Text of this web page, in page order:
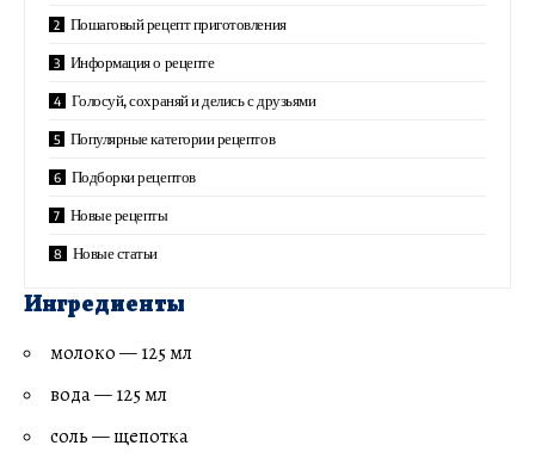
Пошаговый рецепт приготовления
Информация о рецепте
Голосуй, сохраняй и делись с друзьями
Популярные категории рецептов
Подборки рецептов
Новые рецепты
Новые статьи
Ингредиенты
молоко — 125 мл
вода — 125 мл
соль — щепотка